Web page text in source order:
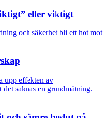
eller viktigt
och säkerhet bli ett hot mot
upp effekten av
saknas en grundmätning.